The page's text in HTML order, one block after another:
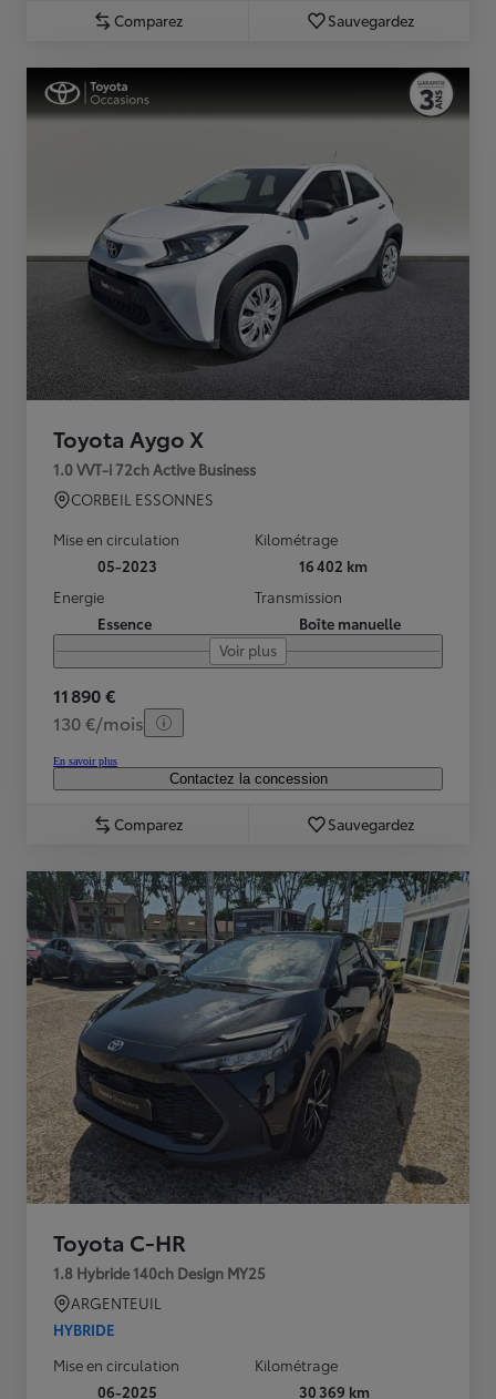
Comparez Sauvegardez
Toyota Aygo X
1.0 VVT-i 72ch Active Business
CORBEIL ESSONNES
Mise en circulation
05-2023
Kilométrage
16 402 km
Energie
Essence
Transmission
Boîte manuelle
Voir plus
11 890 €
130 €/mois
En savoir plus
Contactez la concession
Comparez Sauvegardez
Toyota C-HR
1.8 Hybride 140ch Design MY25
ARGENTEUIL
HYBRIDE
Mise en circulation
06-2025
Kilométrage
30 369 km